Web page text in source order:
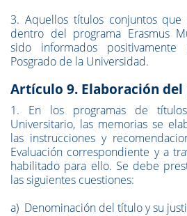
3. Aquellos títulos conjuntos
dentro del programa Erasmus
sido informados
Posgrado de la Universidad.
Artículo 9. Elaboración del
1. En los programas de
Universitario, las memorias se
las instrucciones y
Evaluación correspondiente y a
habilitado para ello. Se debe
las siguientes cuestiones:
a) Denominación del título y su